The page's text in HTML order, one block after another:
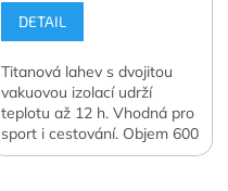
DETAIL
Titanová lahev s dvojitou
vakuovou izolací udrží
teplotu až 12 h. Vhodná pro
sport i cestování. Objem 600
ml.